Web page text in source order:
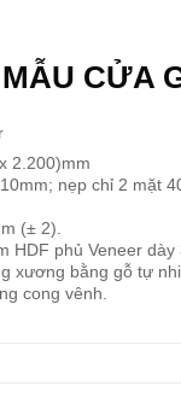
CỬA
2.200)mm
nẹp chỉ 2 mặt
(± 2).
HDF phủ Veneer dày
xương bằng gỗ tự
cong vênh.